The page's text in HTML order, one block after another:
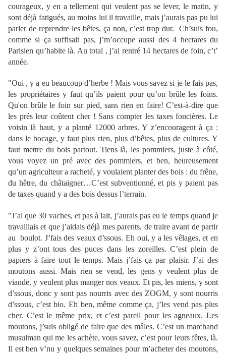
courageux, y en a tellement qui veulent pas se lever, le matin, y
sont déjà fatigués, au moins lui il travaille, mais j’aurais pas pu lui
parler de reprendre les bêtes, ça non, c’est trop dur. Ch’suis fou,
comme si ça suffisait pas, j’m’occupe aussi des 4 hectares du
Parisien qu’habite là. Au total , j’ai rentré 14 hectares de foin, c’t’
année.
"Oui , y a eu beaucoup d’herbe ! Mais vous savez si je le fais pas,
les propriétaires y faut qu’ils paient pour qu’on brûle les foins.
Qu'on brûle le foin sur pied, sans rien en faire! C’est-à-dire que
les prés leur coûtent cher ! Sans compter les taxes foncières. Le
voisin là haut, y a planté 12000 arbres. Y z’encouragent à ça :
dans le bocage, y faut plus rien, plus d’bêtes, plus de cultures. Y
faut mettre du bois partout. Tiens là, les pommiers, juste à côté,
vous voyez un pré avec des pommiers, et ben, heureusement
qu’un agriculteur a racheté, y voulaient planter des bois : du frêne,
du hêtre, du châtaigner…C’est subventionné, et pis y paient pas
de taxes quand y a des bois dessus l’terrain.
"J’ai que 30 vaches, et pas à lait, j’aurais pas eu le temps quand je
travaillais et que j’aidais déjà mes parents, de traire avant de partir
au boulot. J’fais des veaux d’ssous. Eh oui, y a les vêlages, et en
plus y z’ont tous des puces dans les zoreilles. C’est plein de
papiers à faire tout le temps. Mais j’fais ça par plaisir. J’ai des
moutons aussi. Mais rien se vend, les gens y veulent plus de
viande, y veulent plus manger nos veaux. Et pis, les miens, y sont
d’ssous, donc y sont pas nourris avec des ZOGM, y sont nourris
d’ssous, c’est bio. Eh ben, même comme ça, j’les vend pas plus
cher. C’est le même prix, et c’est pareil pour les agneaux. Les
moutons, j’suis obligé de faire que des mâles. C’est un marchand
musulman qui me les achète, vous savez, c’est pour leurs fêtes, là.
Il est ben v’nu y quelques semaines pour m’acheter des moutons,